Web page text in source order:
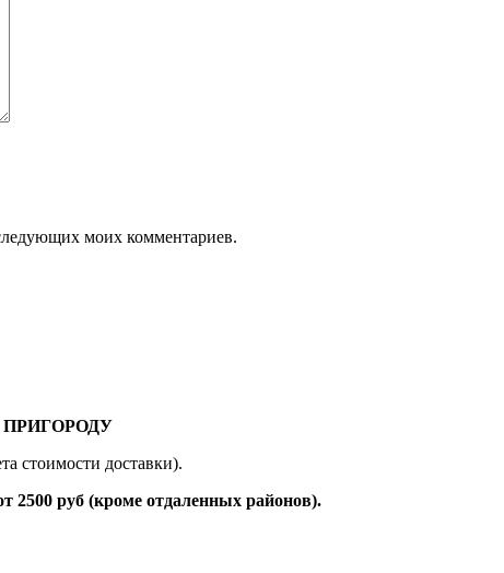
моих комментариев.
стоимости доставки).
руб (кроме отдаленных районов).